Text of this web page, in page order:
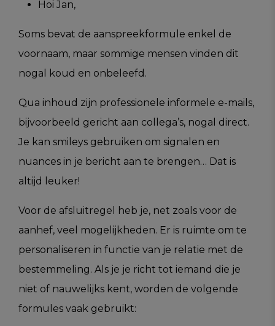
Hoi Jan,
Soms bevat de aanspreekformule enkel de
voornaam, maar sommige mensen vinden dit
nogal koud en onbeleefd.
Qua inhoud zijn professionele informele e-mails,
bijvoorbeeld gericht aan collega’s, nogal direct.
Je kan smileys gebruiken om signalen en
nuances in je bericht aan te brengen… Dat is
altijd leuker!
Voor de afsluitregel heb je, net zoals voor de
aanhef, veel mogelijkheden. Er is ruimte om te
personaliseren in functie van je relatie met de
bestemmeling. Als je je richt tot iemand die je
niet of nauwelijks kent, worden de volgende
formules vaak gebruikt: